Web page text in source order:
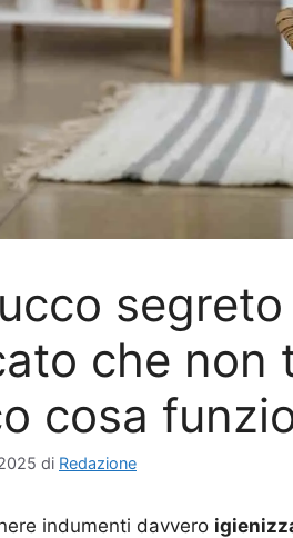
che non
cosa
di Redazione
indumenti davvero